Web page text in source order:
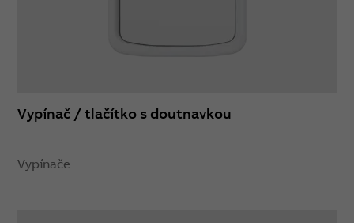
Vypínač / tlačítko s doutnavkou
Vypínače